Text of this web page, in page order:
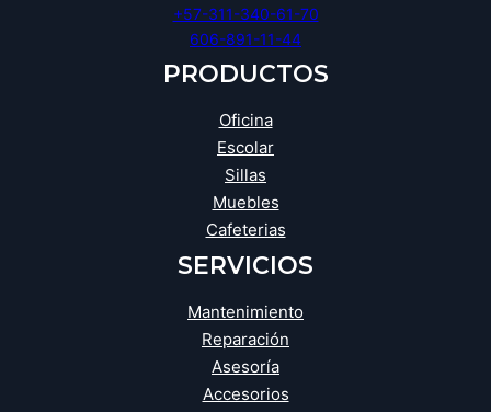
+57-311-340-61-70
606-891-11-44
PRODUCTOS
Oficina
Escolar
Sillas
Muebles
Cafeterias
SERVICIOS
Mantenimiento
Reparación
Asesoría
Accesorios